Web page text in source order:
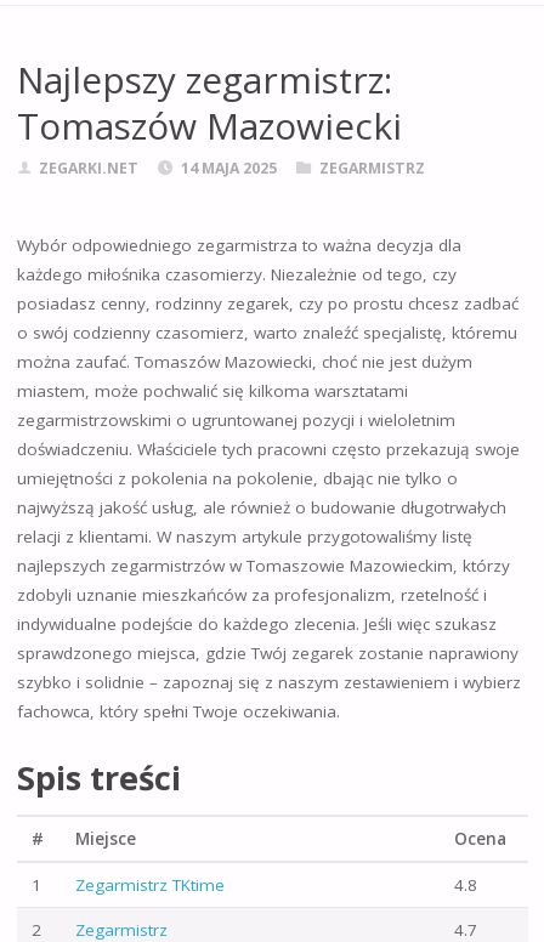
Najlepszy zegarmistrz:
Tomaszów Mazowiecki
ZEGARKI.NET 14 MAJA 2025 ZEGARMISTRZ
Wybór odpowiedniego zegarmistrza to ważna decyzja dla
każdego miłośnika czasomierzy. Niezależnie od tego, czy
posiadasz cenny, rodzinny zegarek, czy po prostu chcesz zadbać
o swój codzienny czasomierz, warto znaleźć specjalistę, któremu
można zaufać. Tomaszów Mazowiecki, choć nie jest dużym
miastem, może pochwalić się kilkoma warsztatami
zegarmistrzowskimi o ugruntowanej pozycji i wieloletnim
doświadczeniu. Właściciele tych pracowni często przekazują swoje
umiejętności z pokolenia na pokolenie, dbając nie tylko o
najwyższą jakość usług, ale również o budowanie długotrwałych
relacji z klientami. W naszym artykule przygotowaliśmy listę
najlepszych zegarmistrzów w Tomaszowie Mazowieckim, którzy
zdobyli uznanie mieszkańców za profesjonalizm, rzetelność i
indywidualne podejście do każdego zlecenia. Jeśli więc szukasz
sprawdzonego miejsca, gdzie Twój zegarek zostanie naprawiony
szybko i solidnie – zapoznaj się z naszym zestawieniem i wybierz
fachowca, który spełni Twoje oczekiwania.
Spis treści
# Miejsce Ocena
1 Zegarmistrz TKtime 4.8
2 Zegarmistrz 4.7